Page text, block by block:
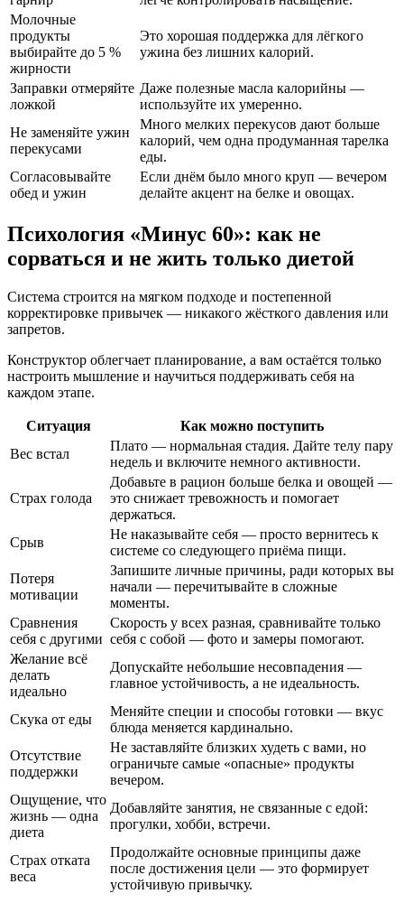
Молочные
продукты
выбирайте до 5 %
жирности
Это хорошая поддержка для лёгкого
ужина без лишних калорий.
Заправки отмеряйте
ложкой
Даже полезные масла калорийны —
используйте их умеренно.
Не заменяйте ужин
перекусами
Много мелких перекусов дают больше
калорий, чем одна продуманная тарелка
еды.
Согласовывайте
обед и ужин
Если днём было много круп — вечером
делайте акцент на белке и овощах.
Психология «Минус 60»: как не
сорваться и не жить только диетой
Система строится на мягком подходе и постепенной
корректировке привычек — никакого жёсткого давления или
запретов.
Конструктор облегчает планирование, а вам остаётся только
настроить мышление и научиться поддерживать себя на
каждом этапе.
Ситуация
Как можно поступить
Вес встал
Плато — нормальная стадия. Дайте телу пару
недель и включите немного активности.
Страх голода
Добавьте в рацион больше белка и овощей —
это снижает тревожность и помогает
держаться.
Срыв
Не наказывайте себя — просто вернитесь к
системе со следующего приёма пищи.
Потеря
мотивации
Запишите личные причины, ради которых вы
начали — перечитывайте в сложные
моменты.
Сравнения
себя с другими
Скорость у всех разная, сравнивайте только
себя с собой — фото и замеры помогают.
Желание всё
делать
идеально
Допускайте небольшие несовпадения —
главное устойчивость, а не идеальность.
Скука от еды
Меняйте специи и способы готовки — вкус
блюда меняется кардинально.
Отсутствие
поддержки
Не заставляйте близких худеть с вами, но
ограничьте самые «опасные» продукты
вечером.
Ощущение, что
жизнь — одна
диета
Добавляйте занятия, не связанные с едой:
прогулки, хобби, встречи.
Страх отката
веса
Продолжайте основные принципы даже
после достижения цели — это формирует
устойчивую привычку.